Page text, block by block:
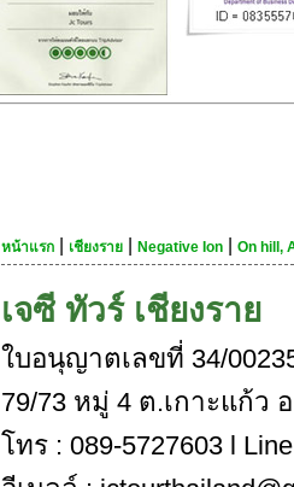
หน้าแรก เชียงราย Negative Ion On hill,
เจซี ทัวร์ เชียงราย
ใบอนุญาตเลขที่ 34/
79/73 หมู่ 4 ต.เกาะแก้ว
โทร : 089-5727603 l